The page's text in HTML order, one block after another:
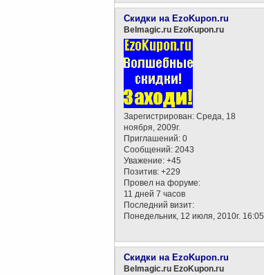
Скидки на EzoKupon.ru
Belmagic.ru EzoKupon.ru
Зарегистрирован: Среда, 18
ноября, 2009г.
Приглашений: 0
Сообщений: 2043
Уважение: +45
Позитив: +229
Провел на форуме:
11 дней 7 часов
Последний визит:
Понедельник, 12 июля, 2010г. 16:05
Скидки на EzoKupon.ru
Belmagic.ru EzoKupon.ru